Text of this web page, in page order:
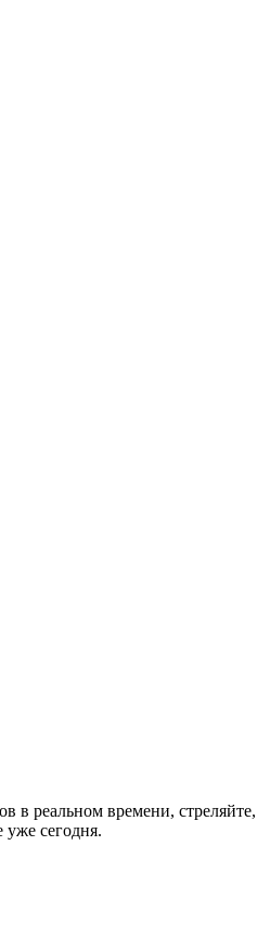
в реальном времени, стреляйте,
сегодня.